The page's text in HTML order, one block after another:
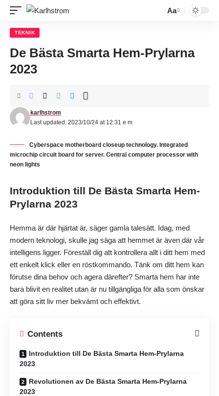
Font
Aa
TEKNIK
De Bästa Smarta Hem-Prylarna
2023
Last updated: 2023/10/24 at 12:31 e m
karlhstrom
Cyberspace motherboard closeup technology. Integrated
microchip circuit board for server. Central computer processor with
neon lights
Introduktion till De Bästa Smarta Hem-
Prylarna 2023
Hemma är där hjärtat är, säger gamla talesätt. Idag, med
modern teknologi, skulle jag säga att hemmet är även där vår
intelligens ligger. Föreställ dig att kontrollera allt i ditt hem med
ett enkelt klick eller en röstkommando. Tänk om ditt hem kan
förutse dina behov och agera därefter? Smarta hem har inte
bara blivit en realitet utan är nu tillgängliga för alla som önskar
att göra sitt liv mer bekvämt och effektivt.
Contents
Introduktion till De Bästa Smarta Hem-Prylarna
2023
Revolutionen av De Bästa Smarta Hem-Prylarna
2023